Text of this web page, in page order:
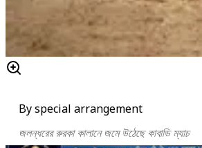
By special arrangement
জলন্ধরের রুরকা কালানে জমে উঠেছে কাবাডি ম্যাচ